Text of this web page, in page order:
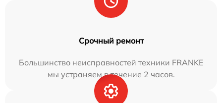
Срочный ремонт
Большинство неисправностей техники FRANKE
мы устраняем в течение 2 часов.